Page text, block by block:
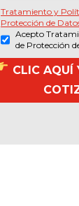
Tratamiento y
Protección de
Acepto
de Protección
CLIC AQUÍ